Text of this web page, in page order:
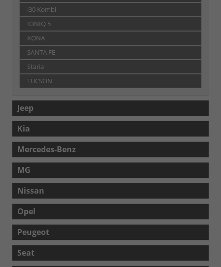
i30 Kombi
IONIQ 5
KONA
SANTA FE
Staria
TUCSON
Jeep
Kia
Mercedes-Benz
MG
Nissan
Opel
Peugeot
Seat